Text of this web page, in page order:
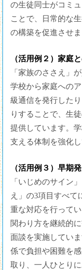
の生徒同士がコミ
ことで、日常的な
の構築を促進させま
（活用例２）家庭
「家族のささえ」
学校から家庭への
級通信を発行した
りすることで、生
提供しています。
支える体制を強化し
（活用例３）早期
「いじめのサイン
え」の3項目すべて
重な対応を行って
関わり方を継続的
面談を実施してい
係で負担や困難を
取り、一人ひとり